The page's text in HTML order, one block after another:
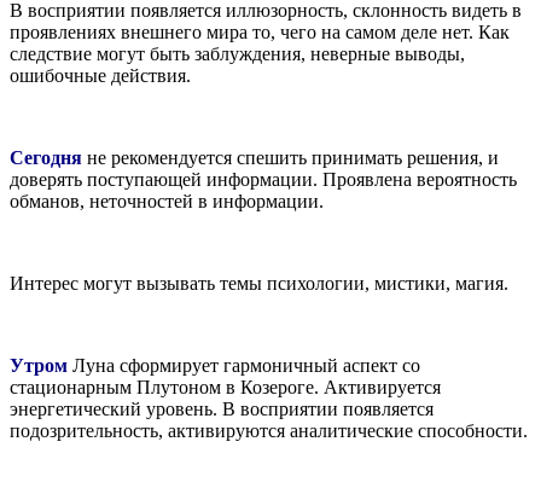
В восприятии появляется иллюзорность, склонность видеть в
проявлениях внешнего мира то, чего на самом деле нет. Как
следствие могут быть заблуждения, неверные выводы,
ошибочные действия.
Сегодня не рекомендуется спешить принимать решения, и
доверять поступающей информации. Проявлена вероятность
обманов, неточностей в информации.
Интерес могут вызывать темы психологии, мистики, магия.
Утром Луна сформирует гармоничный аспект со
стационарным Плутоном в Козероге. Активируется
энергетический уровень. В восприятии появляется
подозрительность, активируются аналитические способности.